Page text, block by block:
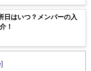
日はいつ？メンバーの入
！
]